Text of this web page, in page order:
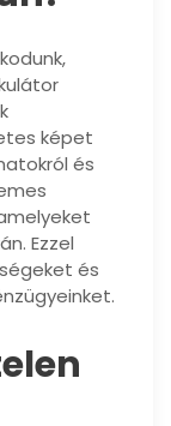
képet
és
Ezzel
és